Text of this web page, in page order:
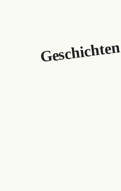
Geschichten